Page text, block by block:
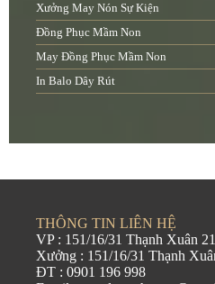
Xưởng May Nón Sự Kiện
Đồng Phục Mầm Non
May Đồng Phục Mầm Non
In Balo Dây Rút
THÔNG TIN LIÊN HỆ
VP : 151/16/31 Thạnh Xuân
Xưởng : 151/16/31 Thạnh
ĐT : 0901 196 998